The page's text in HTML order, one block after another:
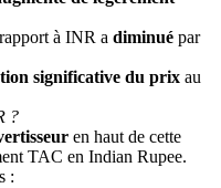
à INR a diminué par
significative du prix au
?
en haut de cette
TAC en Indian Rupee.
: